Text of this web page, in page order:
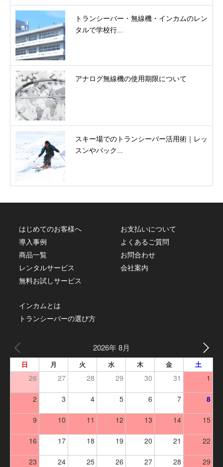
トランシーバー・無線機・インカムのレン
タルで学校行...
アナログ無線機の使用期限について
スキー場でのトランシーバー活用術｜レッ
スンやバック...
はじめてのお客様へ
導入事例
商品一覧
レンタルサービス
無料お試しサービス
お支払いについて
よくあるご質問
お問合わせ
会社案内
インカムとは
トランシーバーの選び方
2026年 8月
日 月 火 水 木 金 土
26 27 28 29 30 31 1
2 3 4 5 6 7 8
9 10 11 12 13 14 15
16 17 18 19 20 21 22
23 24 25 26 27 28 29